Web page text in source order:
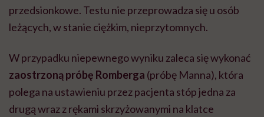
przedsionkowe. Testu nie przeprowadza się u osób
leżących, w stanie ciężkim, nieprzytomnych.
W przypadku niepewnego wyniku zaleca się wykonać
zaostrzoną próbę Romberga (próbę Manna), która
polega na ustawieniu przez pacjenta stóp jedna za
drugą wraz z rękami skrzyżowanymi na klatce